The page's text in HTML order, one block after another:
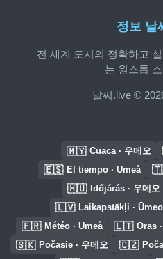
정보 날
전 세계 도시의 정확하고
는 원스톱
날씨.live ©
🇲🇾 Cuaca · 우메오
🇪🇸 El tiempo · Umeå
🇭🇺 Időjárás · 우메오
🇱🇻 Laikapstākļi · Ūmeo
🇫🇷 Météo · Umeå 🇱🇹 Oras
🇸🇰 Počasie · 우메오 🇨🇿